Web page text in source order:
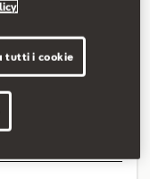
tutti i cookie